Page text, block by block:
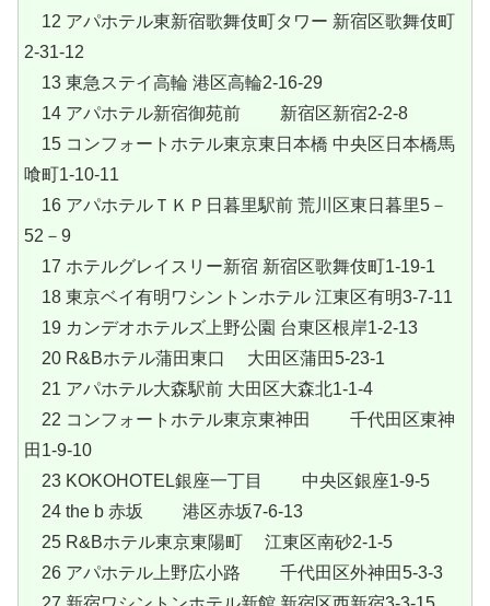
12 アパホテル東新宿歌舞伎町タワー 新宿区歌舞伎町
2-31-12
13 東急ステイ高輪 港区高輪2-16-29
14 アパホテル新宿御苑前 新宿区新宿2-2-8
15 コンフォートホテル東京東日本橋 中央区日本橋馬
喰町1-10-11
16 アパホテルＴＫＰ日暮里駅前 荒川区東日暮里5－
52－9
17 ホテルグレイスリー新宿 新宿区歌舞伎町1-19-1
18 東京ベイ有明ワシントンホテル 江東区有明3-7-11
19 カンデオホテルズ上野公園 台東区根岸1-2-13
20 R&Bホテル蒲田東口 大田区蒲田5-23-1
21 アパホテル大森駅前 大田区大森北1-1-4
22 コンフォートホテル東京東神田 千代田区東神
田1-9-10
23 KOKOHOTEL銀座一丁目 中央区銀座1-9-5
24 the b 赤坂 港区赤坂7-6-13
25 R&Bホテル東京東陽町 江東区南砂2-1-5
26 アパホテル上野広小路 千代田区外神田5-3-3